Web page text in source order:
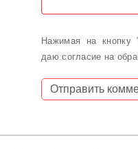
Нажимая на кнопку
даю согласие на